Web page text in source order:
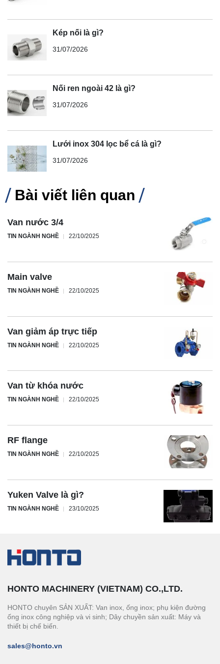
Kép nối là gì?
31/07/2026
Nối ren ngoài 42 là gì?
31/07/2026
Lưới inox 304 lọc bể cá là gì?
31/07/2026
Bài viết liên quan
Van nước 3/4
TIN NGÀNH NGHỀ 22/10/2025
Main valve
TIN NGÀNH NGHỀ 22/10/2025
Van giảm áp trực tiếp
TIN NGÀNH NGHỀ 22/10/2025
Van từ khóa nước
TIN NGÀNH NGHỀ 22/10/2025
RF flange
TIN NGÀNH NGHỀ 22/10/2025
Yuken Valve là gì?
TIN NGÀNH NGHỀ 23/10/2025
HONTO MACHINERY (VIETNAM) CO.,LTD.
HONTO chuyên SẢN XUẤT: Van inox, ống inox; phụ kiện đường
ống inox công nghiệp và vi sinh; Dây chuyền sản xuất: Máy và
thiết bị chế biến.
sales@honto.vn